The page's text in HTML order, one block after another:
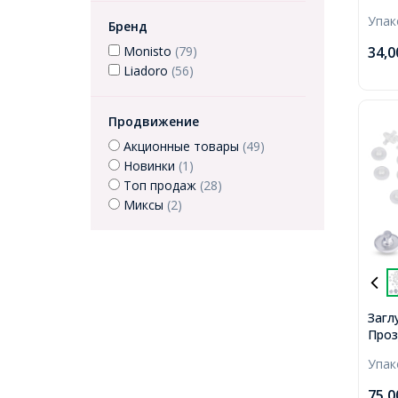
Бренд
Monisto (79)
Liadoro (56)
Продвижение
Акционные товары (49)
Новинки (1)
Топ продаж (28)
Миксы (2)